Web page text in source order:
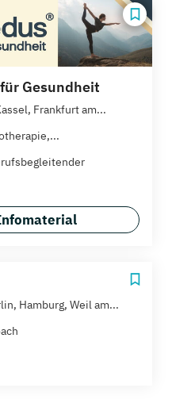
Gesundheit
Frankfurt am...
Hamburg, Weil am...